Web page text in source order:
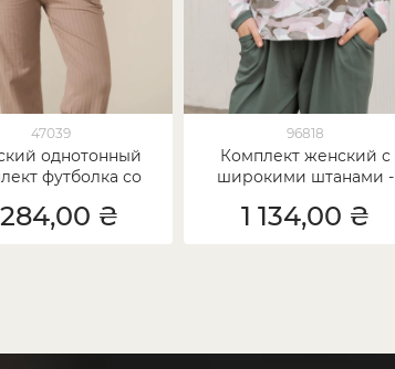
47039
однотонный
футболка со
284,00 ₴
96818
Комплект женский с
широкими штанами -
1 134,00 ₴